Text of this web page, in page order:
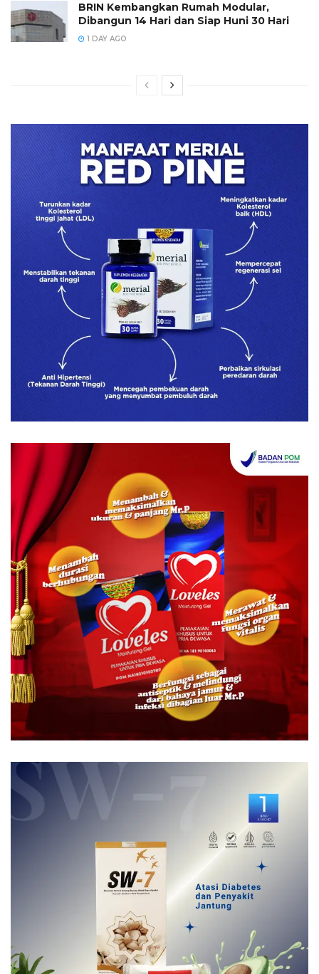
BRIN Kembangkan Rumah Modular,
Dibangun 14 Hari dan Siap Huni 30 Hari
1 DAY AGO